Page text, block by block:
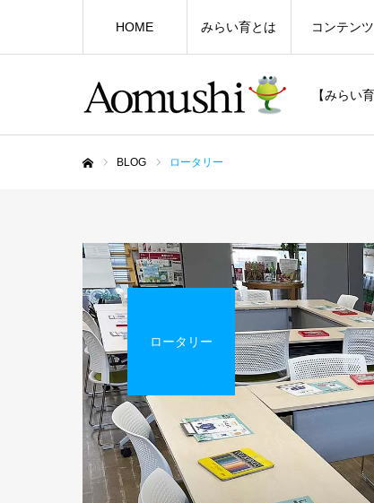
【みらい
HOME みらい育とは コンテンツ
BLOG ロータリー
ロータリー